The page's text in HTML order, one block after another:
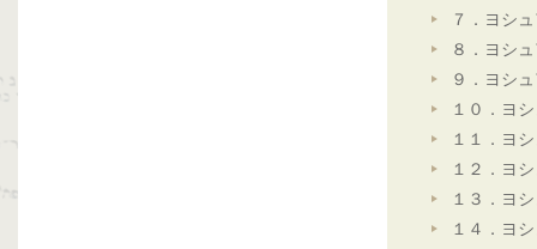
７．ヨシ
８．ヨシ
９．ヨシ
１０．ヨ
１１．ヨ
１２．ヨ
１３．ヨ
１４．ヨ